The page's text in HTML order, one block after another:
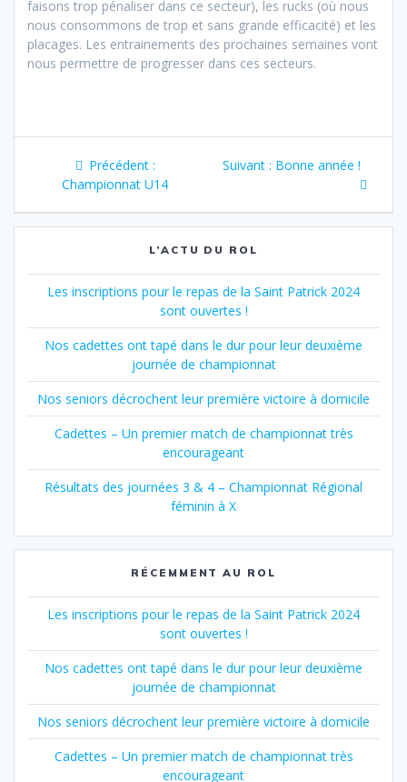
faisons trop pénaliser dans ce secteur), les rucks (où nous
nous consommons de trop et sans grande efficacité) et les
placages. Les entrainements des prochaines semaines vont
nous permettre de progresser dans ces secteurs.
Navigation
l’article
Précédent :Article
précédent
Championnat U14
Suivant : Article
Bonne année !
L’ACTU DU ROL
Les inscriptions pour le repas de la Saint Patrick 2024
sont ouvertes !
Nos cadettes ont tapé dans le dur pour leur deuxième
journée de championnat
Nos seniors décrochent leur première victoire à domicile
Cadettes – Un premier match de championnat très
encourageant
Résultats des journées 3 & 4 – Championnat Régional
féminin à X
RÉCEMMENT AU ROL
Les inscriptions pour le repas de la Saint Patrick 2024
sont ouvertes !
Nos cadettes ont tapé dans le dur pour leur deuxième
journée de championnat
Nos seniors décrochent leur première victoire à domicile
Cadettes – Un premier match de championnat très
encourageant